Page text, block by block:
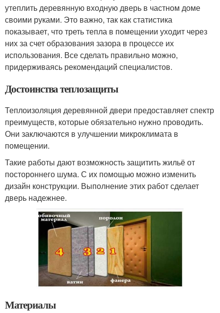
утеплить деревянную входную дверь в частном доме
своими руками. Это важно, так как статистика
показывает, что треть тепла в помещении уходит через
них за счет образования зазора в процессе их
использования. Все сделать правильно можно,
придерживаясь рекомендаций специалистов.
Достоинства теплозащиты
Теплоизоляция деревянной двери предоставляет спектр
преимуществ, которые обязательно нужно проводить.
Они заключаются в улучшении микроклимата в
помещении.
Такие работы дают возможность защитить жильё от
постороннего шума. С их помощью можно изменить
дизайн конструкции. Выполнение этих работ сделает
дверь надежнее.
Материалы